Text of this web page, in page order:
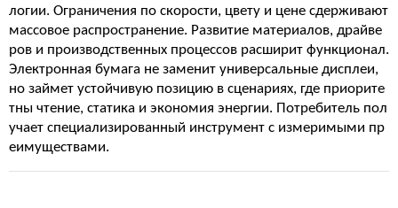
логии. Ограничения по скорости, цвету и цене сдерживают
массовое распространение. Развитие материалов, драйве
ров и производственных процессов расширит функционал.
Электронная бумага не заменит универсальные дисплеи,
но займет устойчивую позицию в сценариях, где приорите
тны чтение, статика и экономия энергии. Потребитель пол
учает специализированный инструмент с измеримыми пр
еимуществами.